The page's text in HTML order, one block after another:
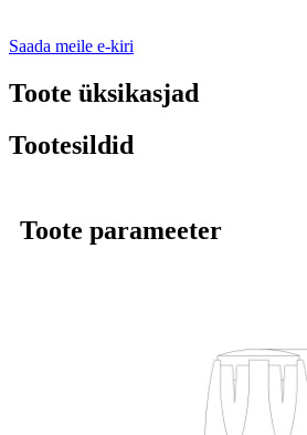
Saada meile e-kiri
Toote üksikasjad
Tootesildid
Toote parameeter